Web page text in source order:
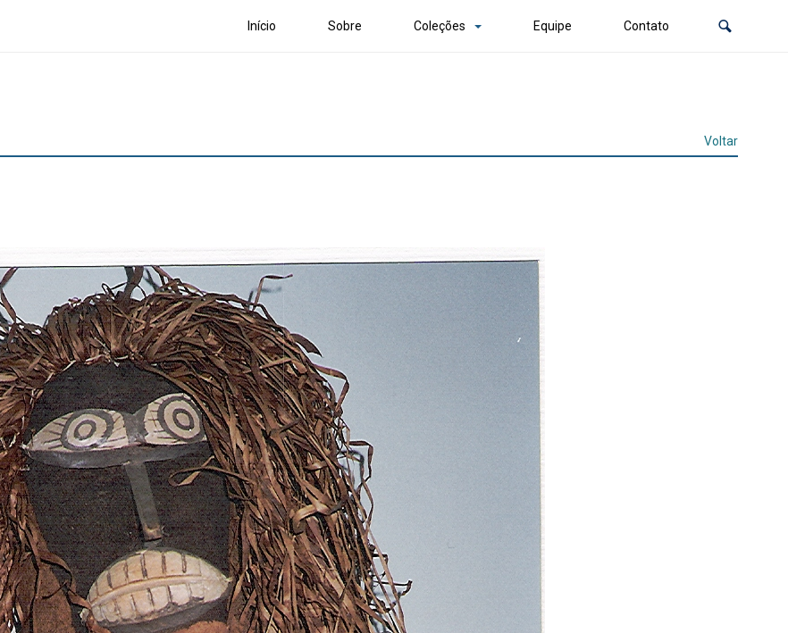
Início Sobre Coleções Equipe Contato
Voltar